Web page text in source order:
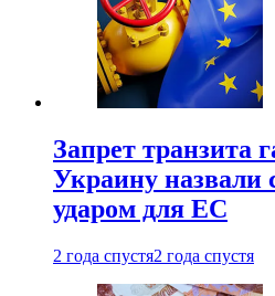
Запрет транзита
Украину назвали
ударом для ЕС
2 года спустя2 года спустя